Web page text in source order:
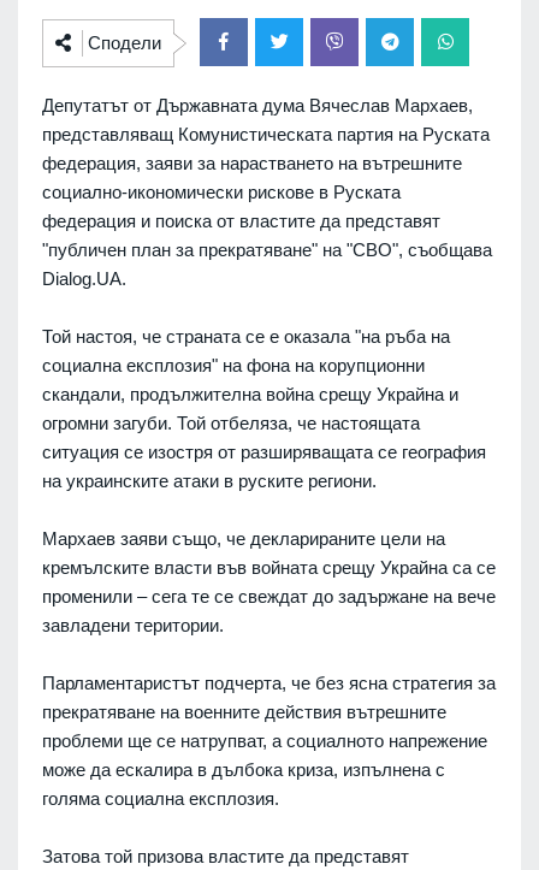
Сподели
Депутатът от Държавната дума Вячеслав Мархаев,
представляващ Комунистическата партия на Руската
федерация, заяви за нарастването на вътрешните
социално-икономически рискове в Руската
федерация и поиска от властите да представят
"публичен план за прекратяване" на "СВО", съобщава
Dialog.UA.
Той настоя, че страната се е оказала "на ръба на
социална експлозия" на фона на корупционни
скандали, продължителна война срещу Украйна и
огромни загуби. Той отбеляза, че настоящата
ситуация се изостря от разширяващата се география
на украинските атаки в руските региони.
Мархаев заяви също, че декларираните цели на
кремълските власти във войната срещу Украйна са се
променили – сега те се свеждат до задържане на вече
завладени територии.
Парламентаристът подчерта, че без ясна стратегия за
прекратяване на военните действия вътрешните
проблеми ще се натрупват, а социалното напрежение
може да ескалира в дълбока криза, изпълнена с
голяма социална експлозия.
Затова той призова властите да представят